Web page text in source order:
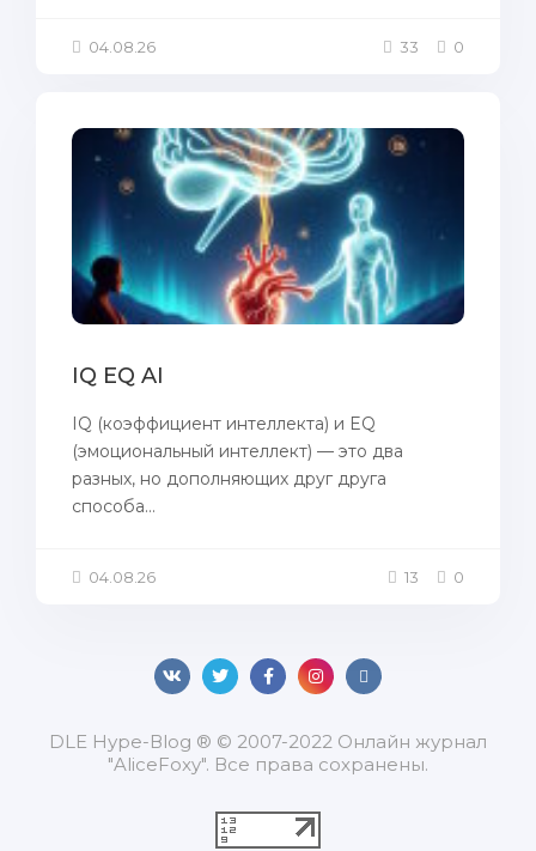
04.08.26 33 0
IQ EQ AI
IQ (коэффициент интеллекта) и EQ
(эмоциональный интеллект) — это два
разных, но дополняющих друг друга
способа...
04.08.26 13 0
DLЕ Нуре-Вlоg ® © 2007-2022 Онлайн журнал
"AliceFoxy". Все права сохранены.